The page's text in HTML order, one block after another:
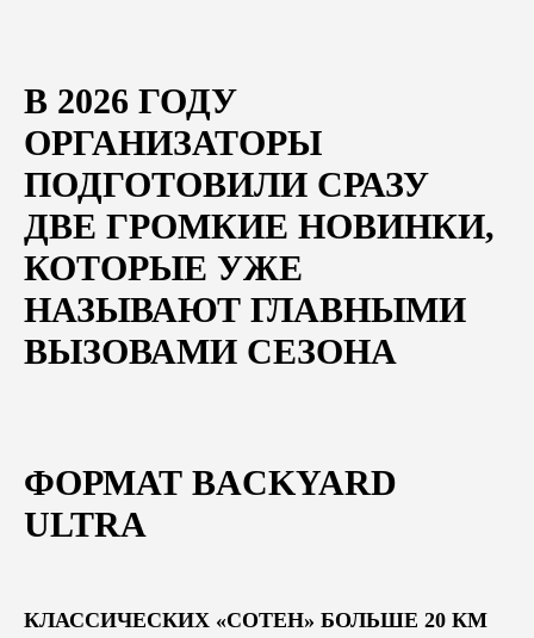
В 2026 ГОДУ
ОРГАНИЗАТОРЫ
ПОДГОТОВИЛИ СРАЗУ
ДВЕ ГРОМКИЕ НОВИНКИ,
КОТОРЫЕ УЖЕ
НАЗЫВАЮТ ГЛАВНЫМИ
ВЫЗОВАМИ СЕЗОНА
ФОРМАТ BACKYARD
ULTRA
КЛАССИЧЕСКИХ «СОТЕН» БОЛЬШЕ 20 КМ